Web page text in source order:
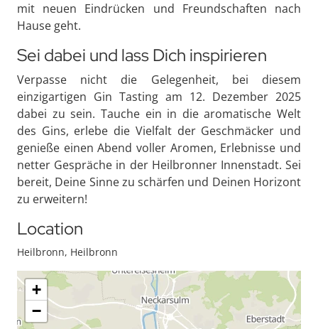
mit neuen Eindrücken und Freundschaften nach
Hause geht.
Sei dabei und lass Dich inspirieren
Verpasse nicht die Gelegenheit, bei diesem
einzigartigen Gin Tasting am 12. Dezember 2025
dabei zu sein. Tauche ein in die aromatische Welt
des Gins, erlebe die Vielfalt der Geschmäcker und
genieße einen Abend voller Aromen, Erlebnisse und
netter Gespräche in der Heilbronner Innenstadt. Sei
bereit, Deine Sinne zu schärfen und Deinen Horizont
zu erweitern!
Location
Heilbronn, Heilbronn
+
−